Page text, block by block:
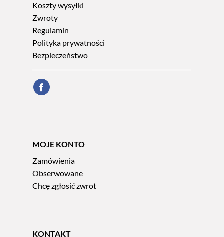
Koszty wysyłki
Zwroty
Regulamin
Polityka prywatności
Bezpieczeństwo
MOJE KONTO
Zamówienia
Obserwowane
Chcę zgłosić zwrot
KONTAKT